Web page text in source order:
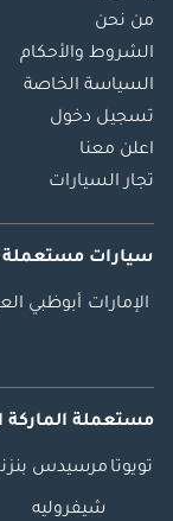
من نحن
الشروط والأحكام
السياسة الخاصة
تسجيل دخول
اعلن معنا
تجار السيارات
سيارات مستعملة
الإمارات أبوظبي
مستعملة الماركة
تويوتا مرسيدس بنز
شيفروليه